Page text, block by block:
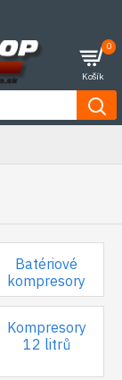
0
Batériové
kompresory
Kompresory
12 litrů